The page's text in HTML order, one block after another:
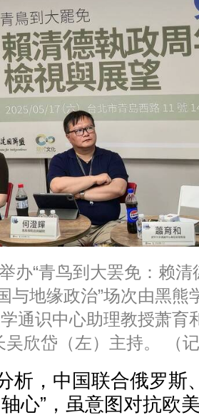
办“青鸟到大罢免：赖
与地缘政治”场次由黑
学通识中心助理教授萧
吴欣岱（左）主持。 （
析，中国联合俄罗斯
心”，虽意图对抗欧